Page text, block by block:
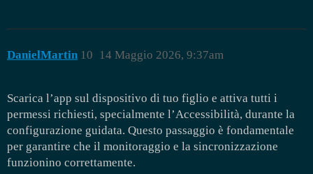
DanielMartin 14 Maggio 2026, 9:37am
10
Scarica l’app sul dispositivo di tuo figlio e attiva tutti i
permessi richiesti, specialmente l’Accessibilità, durante la
configurazione guidata. Questo passaggio è fondamentale
per garantire che il monitoraggio e la sincronizzazione
funzionino correttamente.